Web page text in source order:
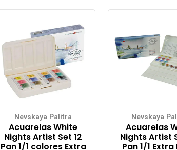
Nevskaya Palitra
Acuarelas White
Nights Artist Set 12
Pan 1/1 colores Extra
Nevskaya
Acuarelas
Nights Artist
Pan 1/1